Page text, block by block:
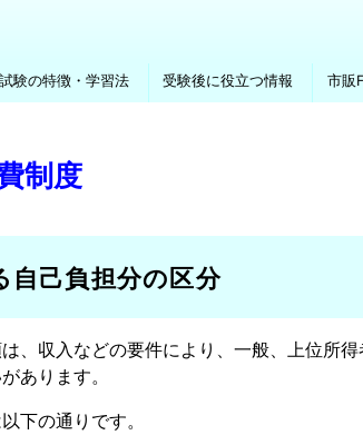
験の特徴・学習法 受験後に役立つ情報 市販
制度
自己負担分の区分
、収入などの要件により、一般、上位所
あります。
下の通りです。